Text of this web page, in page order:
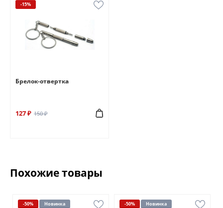
-15%
Брелок-отвертка
127 ₽ 150 ₽
Похожие товары
-50% Новинка -50% Новинка